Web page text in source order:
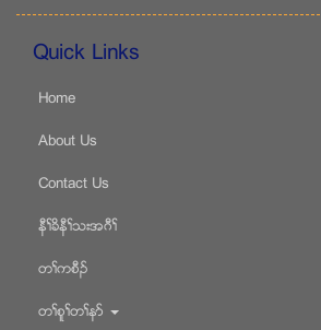
Quick Links
Home
About Us
Contact Us
နီႈခိနီႈသးအဂီႈ
တႈကစီဥ
တႈစူႈတႈနဏ